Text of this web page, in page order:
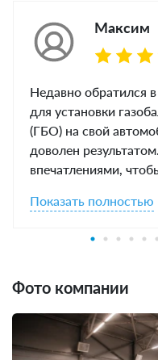
Максим
Недавно обратился
для установки
(ГБО) на свой
доволен
впечатлениями,
Показать полностью
Фото компании